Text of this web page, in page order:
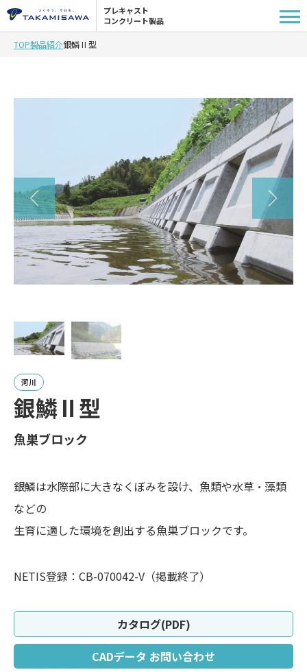
プレキャスト
コンクリート製品
TOP製品紹介銀鱗Ⅱ型
河川
銀鱗Ⅱ型
魚巣ブロック
銀鱗は水際部に大きなくぼみを設け、魚類や水草・藻類
などの
生育に適した環境を創出する魚巣ブロックです。
NETIS登録：CB-070042-V（掲載終了）
カタログ(PDF)
CADデータ お問い合わせ